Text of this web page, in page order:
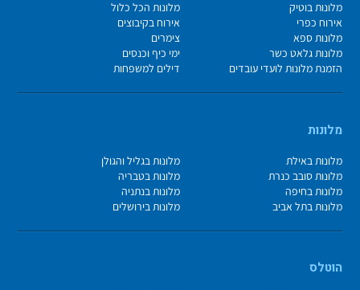
מלונות בוטיק
מלונות הכל כלול
אירוח כפרי
אירוח בקיבוצים
מלונות ספא
צימרים
מלונות גלאט כשר
ימי כיף וכנסים
הזמנת מלונות לועדי עובדים
דילים למשפחות
מלונות
מלונות באילת
מלונות בגליל והגולן
מלונות סובב כנרת
מלונות בטבריה
מלונות בחיפה
מלונות בנתניה
מלונות בתל אביב
מלונות בירושלים
הוטלס